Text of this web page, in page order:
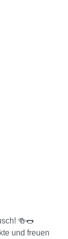
🍻🌭
und freuen